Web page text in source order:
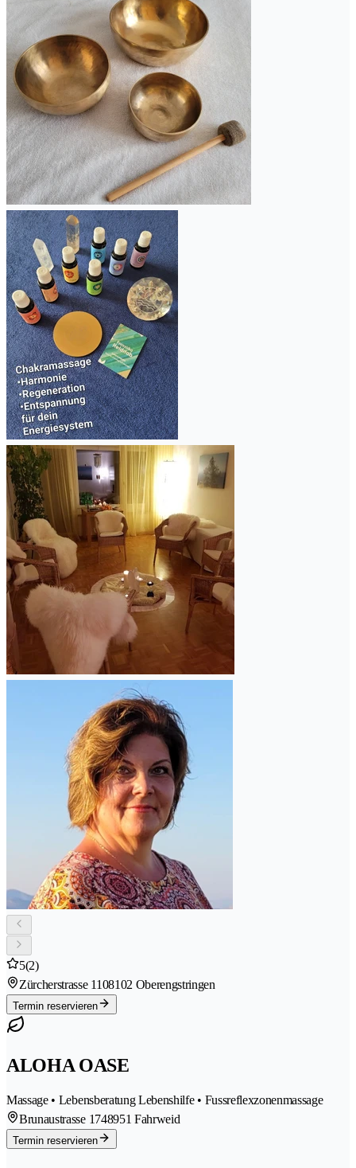
5(2)
Zürcherstrasse 1108102 Oberengstringen
Termin reservieren
ALOHA OASE
Massage • Lebensberatung Lebenshilfe • Fussreflexzonenmassage
Brunaustrasse 1748951 Fahrweid
Termin reservieren